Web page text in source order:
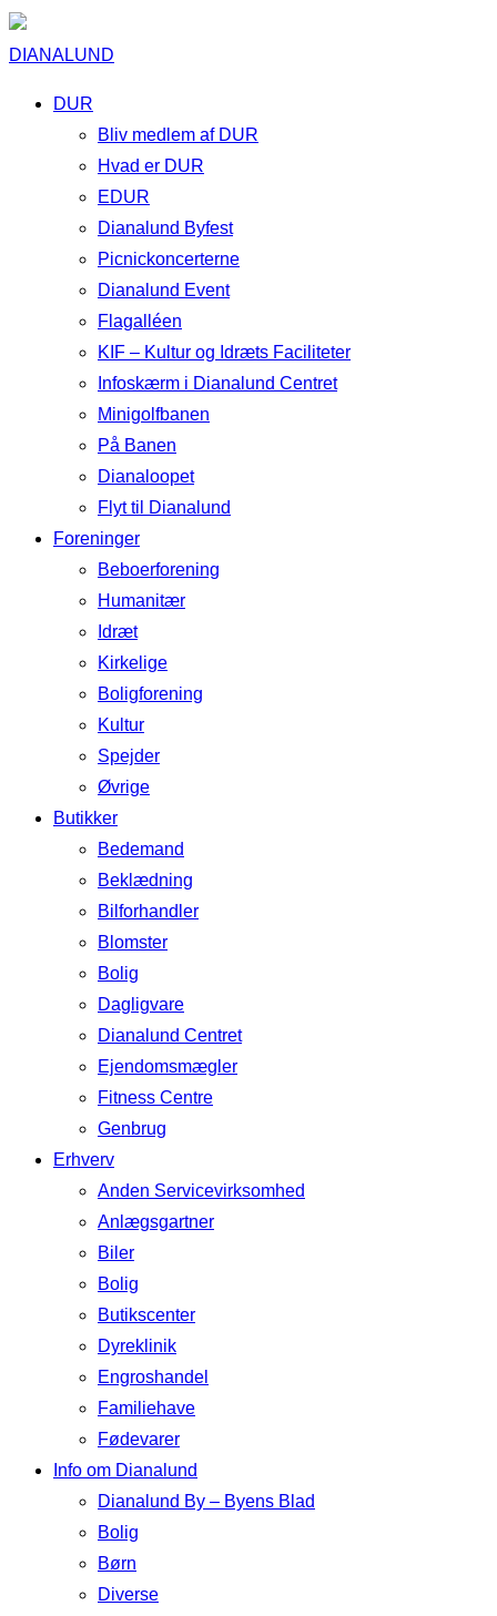
DIANALUND
DUR
Bliv medlem af DUR
Hvad er DUR
EDUR
Dianalund Byfest
Picnickoncerterne
Dianalund Event
Flagalléen
KIF – Kultur og Idræts Faciliteter
Infoskærm i Dianalund Centret
Minigolfbanen
På Banen
Dianaloopet
Flyt til Dianalund
Foreninger
Beboerforening
Humanitær
Idræt
Kirkelige
Boligforening
Kultur
Spejder
Øvrige
Butikker
Bedemand
Beklædning
Bilforhandler
Blomster
Bolig
Dagligvare
Dianalund Centret
Ejendomsmægler
Fitness Centre
Genbrug
Erhverv
Anden Servicevirksomhed
Anlægsgartner
Biler
Bolig
Butikscenter
Dyreklinik
Engroshandel
Familiehave
Fødevarer
Info om Dianalund
Dianalund By – Byens Blad
Bolig
Børn
Diverse